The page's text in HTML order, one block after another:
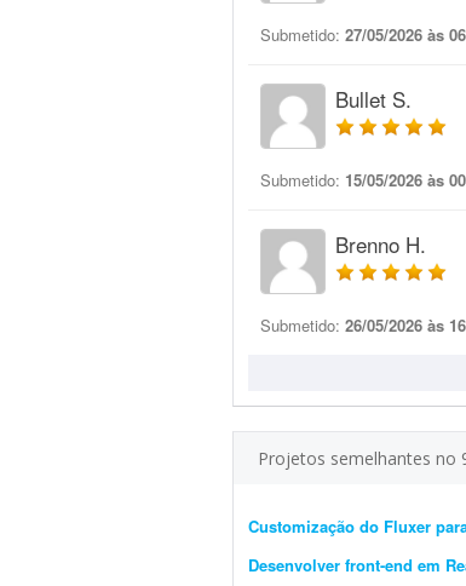
Submetido: 27/05/2026 às
Bullet S.
Submetido: 15/05/2026 às
Brenno H.
Submetido: 26/05/2026 às
Projetos semelhantes no
Customização do Fluxer
Desenvolver front-end em